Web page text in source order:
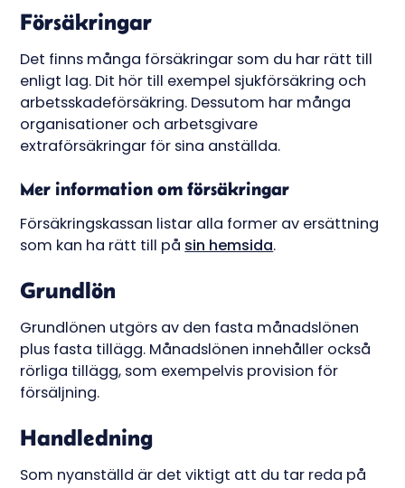
Försäkringar
Det finns många försäkringar som du har rätt till
enligt lag. Dit hör till exempel sjukförsäkring och
arbetsskadeförsäkring. Dessutom har många
organisationer och arbetsgivare
extraförsäkringar för sina anställda.
Mer information om försäkringar
Försäkringskassan listar alla former av ersättning
som kan ha rätt till på sin hemsida.
Grundlön
Grundlönen utgörs av den fasta månadslönen
plus fasta tillägg. Månadslönen innehåller också
rörliga tillägg, som exempelvis provision för
försäljning.
Handledning
Som nyanställd är det viktigt att du tar reda på